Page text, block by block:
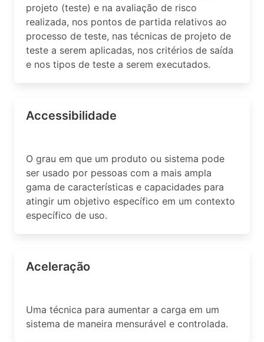
projeto (teste) e na avaliação de risco
realizada, nos pontos de partida relativos ao
processo de teste, nas técnicas de projeto de
teste a serem aplicadas, nos critérios de saída
e nos tipos de teste a serem executados.
Accessibilidade
O grau em que um produto ou sistema pode
ser usado por pessoas com a mais ampla
gama de características e capacidades para
atingir um objetivo específico em um contexto
específico de uso.
Aceleração
Uma técnica para aumentar a carga em um
sistema de maneira mensurável e controlada.